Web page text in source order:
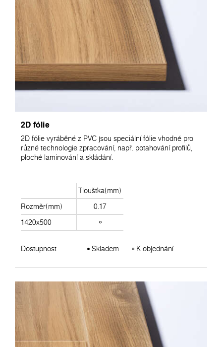
2D fólie
2D fólie vyráběné z PVC jsou speciální fólie vhodné pro
různé technologie zpracování, např. potahování profilů,
ploché laminování a skládání.
Tloušťka(mm)
Rozměr(mm)
0.17
1420x500
Dostupnost Skladem K objednání